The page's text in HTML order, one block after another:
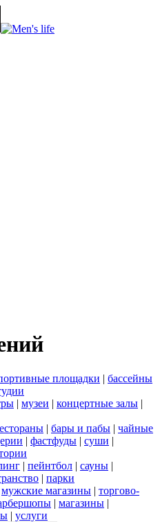
площадки | бассейны
| музеи | концертные залы |
| бары и пабы | чайные
| фастфуды | суши |
| пейнтбол | сауны |
| парки
мужские магазины | торгово-
| магазины |
| услуги